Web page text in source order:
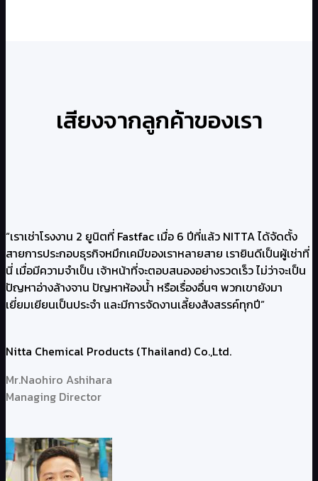
เสียงจากลูกค้าของเรา
“เราเช่าโรงงาน 2 ยูนิตที่ Fastfac เมื่อ 6 ปีที่แล้ว NITTA ได้จัดตั้ง
สายการประกอบธุรกิจหมึกเคมีของเราหลายสาย เรายินดีเป็นผู้เช่าที่
นี่ เมื่อมีความจำเป็น เจ้าหน้าที่จะตอบสนองอย่างรวดเร็ว ไม่ว่าจะเป็น
ปัญหาอ่างล้างจาน ปัญหาห้องน้ำ หรือเรื่องอื่นๆ พวกเขายังมา
เยี่ยมเยียนเป็นประจำ และมีการจัดงานเลี้ยงสังสรรค์ทุกปี”
Nitta Chemical Products (Thailand) Co.,Ltd.
Mr.Naohiro Ashihara
Managing Director